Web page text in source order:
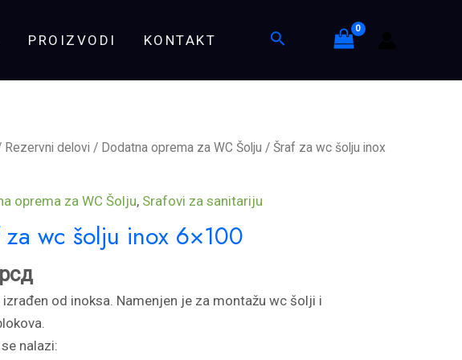
PROIZVODI KONTAKT Search
Rezervni delovi / Dodatna oprema za WC Šolju / Šraf za wc šolju inox
oprema za WC Šolju, Srafovi za sanitariju
za wc šolju inox 6×100
рсд
od inoksa. Namenjen je za montažu wc šolji i
nalazi:
inox